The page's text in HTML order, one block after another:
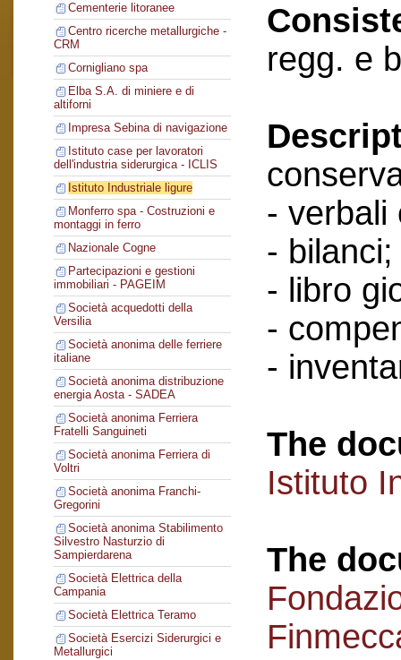
Cementerie litoranee
Centro ricerche metallurgiche -
CRM
Cornigliano spa
Elba S.A. di miniere e di
altiforni
Impresa Sebina di navigazione
Istituto case per lavoratori
dell'industria siderurgica - ICLIS
Istituto Industriale ligure
Monferro spa - Costruzioni e
montaggi in ferro
Nazionale Cogne
Partecipazioni e gestioni
immobiliari - PAGEIM
Società acquedotti della
Versilia
Società anonima delle ferriere
italiane
Società anonima distribuzione
energia Aosta - SADEA
Società anonima Ferriera
Fratelli Sanguineti
Società anonima Ferriera di
Voltri
Società anonima Franchi-
Gregorini
Società anonima Stabilimento
Silvestro Nasturzio di
Sampierdarena
Società Elettrica della
Campania
Società Elettrica Teramo
Società Esercizi Siderurgici e
Metallurgici
regg. e
- verbali
- bilanci;
- libro
-
-
The
Istituto
The